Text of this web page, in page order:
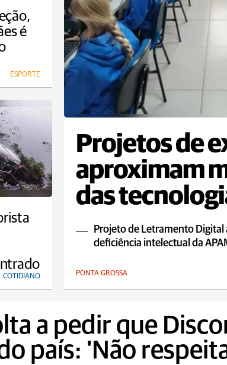
é
ESPORTE
Projetos de
aproximam
das
Projeto de Letramento
deficiência intelectual da
PONTA GROSSA
COTIDIANO
a pedir que
país: 'Não